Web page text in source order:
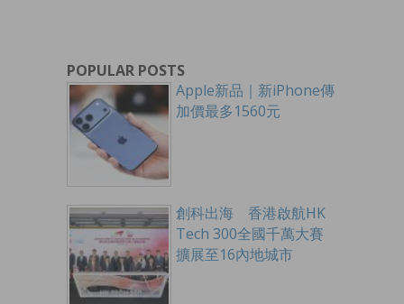
POPULAR POSTS
Apple新品｜新iPhone傳
加價最多1560元
創科出海 香港啟航HK
Tech 300全國千萬大賽
擴展至16內地城市